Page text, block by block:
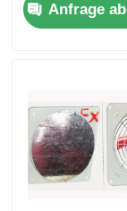
industriellen
Anfrage